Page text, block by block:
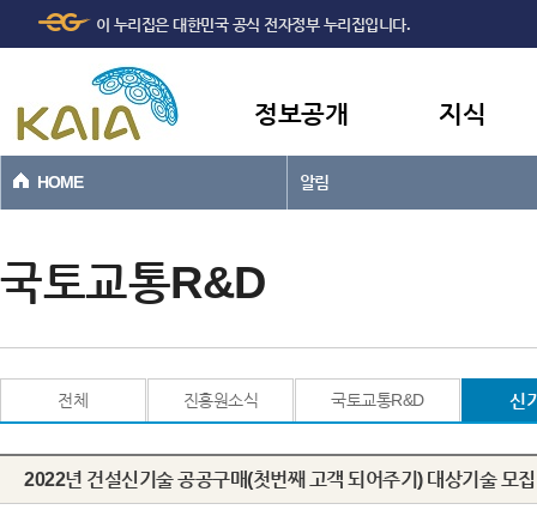
본문바로가기
이 누리집은 대한민국 공식 전자정부 누리집입니다.
정보공개 지식
HOME 알림
국토교통R&D
전체 진흥원소식 국토교통R&D 신
2022년 건설신기술 공공구매(첫번째 고객 되어주기) 대상기술 모